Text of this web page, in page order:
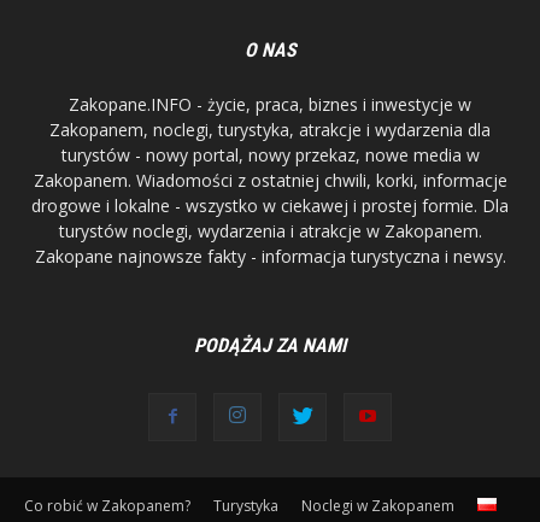
O NAS
Zakopane.INFO - życie, praca, biznes i inwestycje w
Zakopanem, noclegi, turystyka, atrakcje i wydarzenia dla
turystów - nowy portal, nowy przekaz, nowe media w
Zakopanem. Wiadomości z ostatniej chwili, korki, informacje
drogowe i lokalne - wszystko w ciekawej i prostej formie. Dla
turystów noclegi, wydarzenia i atrakcje w Zakopanem.
Zakopane najnowsze fakty - informacja turystyczna i newsy.
PODĄŻAJ ZA NAMI
Co robić w Zakopanem? Turystyka Noclegi w Zakopanem